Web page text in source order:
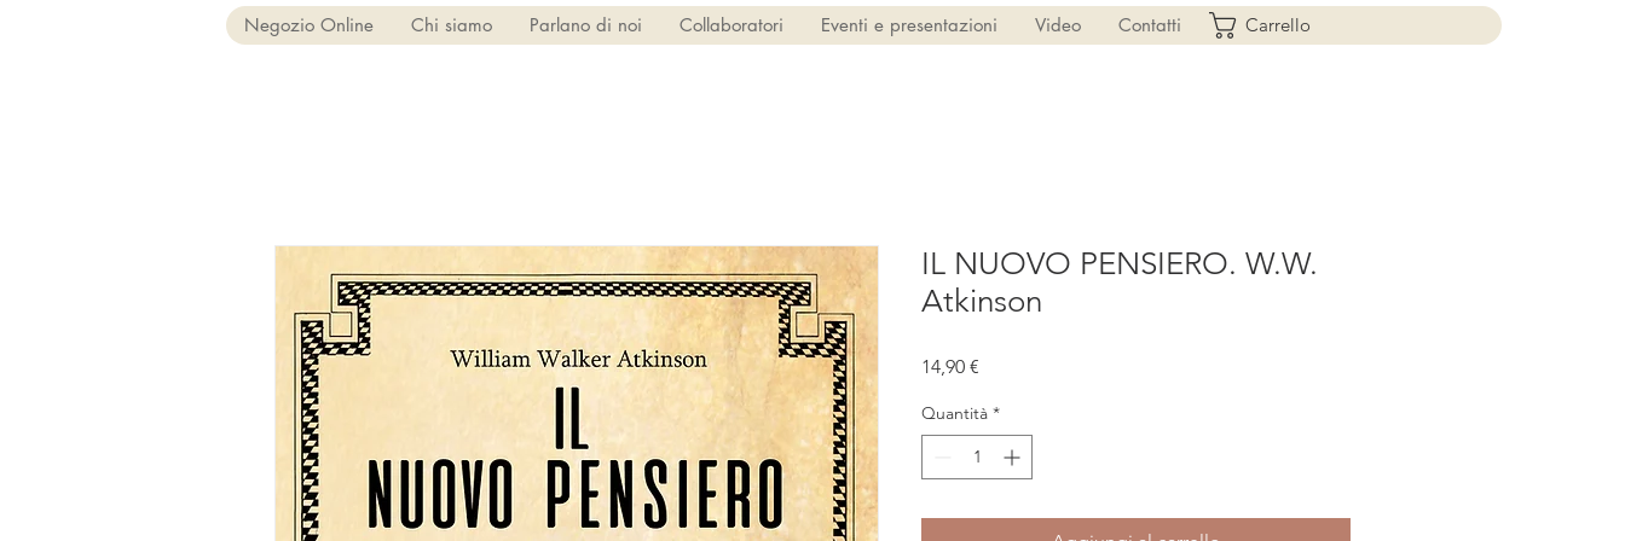
Negozio Online Chi siamo Parlano di noi Collaboratori Eventi e presentazioni Video Contatti Carrello
IL NUOVO PENSIERO. W.W.
Atkinson
14,90 €
Quantità *